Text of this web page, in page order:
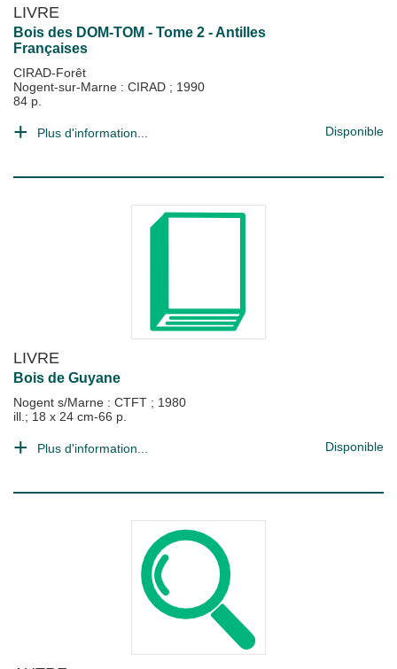
LIVRE
Bois des DOM-TOM - Tome 2 - Antilles
Françaises
CIRAD-Forêt
Nogent-sur-Marne : CIRAD ; 1990
84 p.
Plus d'information... Disponible
LIVRE
Bois de Guyane
Nogent s/Marne : CTFT ; 1980
ill.; 18 x 24 cm-66 p.
Plus d'information... Disponible